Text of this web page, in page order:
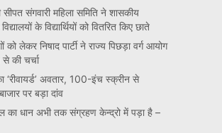
सीपत संगवारी महिला समिति ने शासकीय
के विद्यार्थियों को वितरित किए छाते
को लेकर निषाद पार्टी ने राज्य पिछड़ा वर्ग आयोग
की चर्चा
‘रीवायर्ड’ अवतार, 100-इंच स्क्रीन से
पर बड़ा दांव
का धान अभी तक संग्रहण केन्द्रो में पड़ा है –